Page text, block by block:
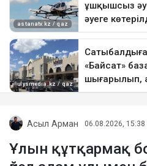
Асыл Арман 06.08.2026, 15:38
Ұлын құтқармақ